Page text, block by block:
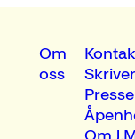
Om
oss
Presse